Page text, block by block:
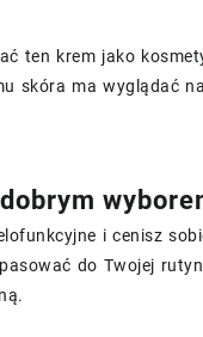
ten krem jako
skóra ma wyglądać
i cenisz
do Twojej